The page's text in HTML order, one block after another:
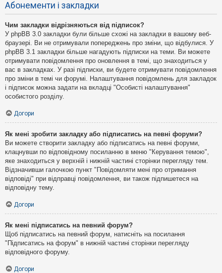
Абонементи і закладки
Чим закладки відрізняються від підписок?
У phpBB 3.0 закладки були більше схожі на закладки в вашому веб-
браузері. Ви не отримували попереджень про зміни, що відбулися. У
phpBB 3.1 закладки більше нагадують підписки на теми. Ви можете
отримувати повідомлення про оновлення в темі, що знаходиться у
вас в закладках. У разі підписки, ви будете отримувати повідомлення
про зміни в темі чи форумі. Налаштування повідомлень для закладок
і підписок можна задати на вкладці "Особисті налаштування"
особистого розділу.
Догори
Як мені зробити закладку або підписатись на певні форуми?
Ви можете створити закладку або підписатись на певні форуми,
клацнувши по відповідному посиланню в меню "Керування темою",
яке знаходиться у верхній і нижній частині сторінки перегляду тем.
Відзначивши галочкою пункт "Повідомляти мені про отримання
відповіді" при відправці повідомлення, ви також підпишетеся на
відповідну тему.
Догори
Як мені підписатись на певний форум?
Щоб підписатись на певний форум, натисніть на посилання
"Підписатись на форум" в нижній частині сторінки перегляду
відповідного форуму.
Догори